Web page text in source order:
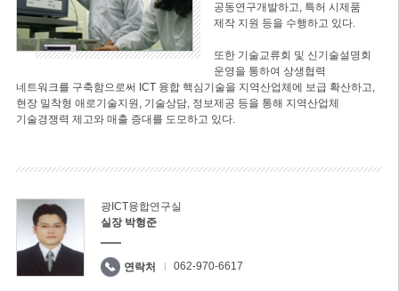
공동연구개발하고, 특허 시제품
제작 지원 등을 수행하고 있다.
또한 기술교류회 및 신기술설명회
운영을 통하여 상생협력
네트워크를 구축함으로써 ICT 융합 핵심기술을 지역산업체에 보급 확산하고,
현장 밀착형 애로기술지원, 기술상담, 정보제공 등을 통해 지역산업체
기술경쟁력 제고와 매출 증대를 도모하고 있다.
광ICT융합연구실
실장 박형준
연락처 062-970-6617